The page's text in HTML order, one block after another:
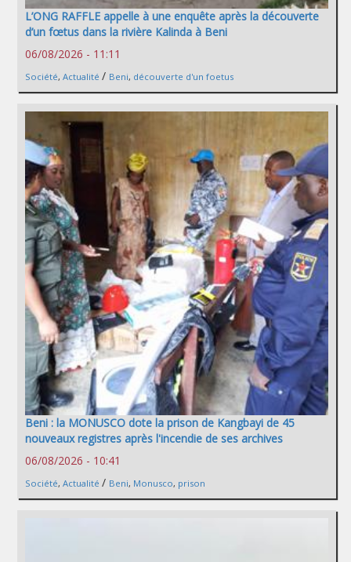
L’ONG RAFFLE appelle à une enquête après la découverte
d’un fœtus dans la rivière Kalinda à Beni
06/08/2026 - 11:11
Société, Actualité / Beni, découverte d'un foetus
Beni : la MONUSCO dote la prison de Kangbayi de 45
nouveaux registres après l'incendie de ses archives
06/08/2026 - 10:41
Société, Actualité / Beni, Monusco, prison